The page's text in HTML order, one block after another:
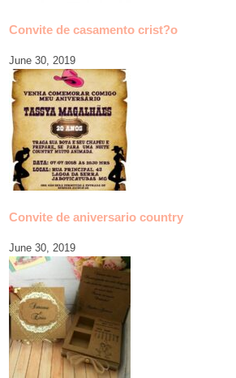
Convite de casamento crist?o
June 30, 2019
Convite de aniversario country
June 30, 2019